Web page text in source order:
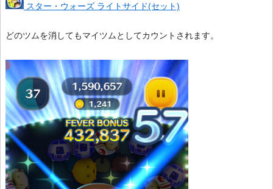
スター・ウォーズ ライトサイド(セット)
どのツムを消してもマイツムとしてカウントされます。